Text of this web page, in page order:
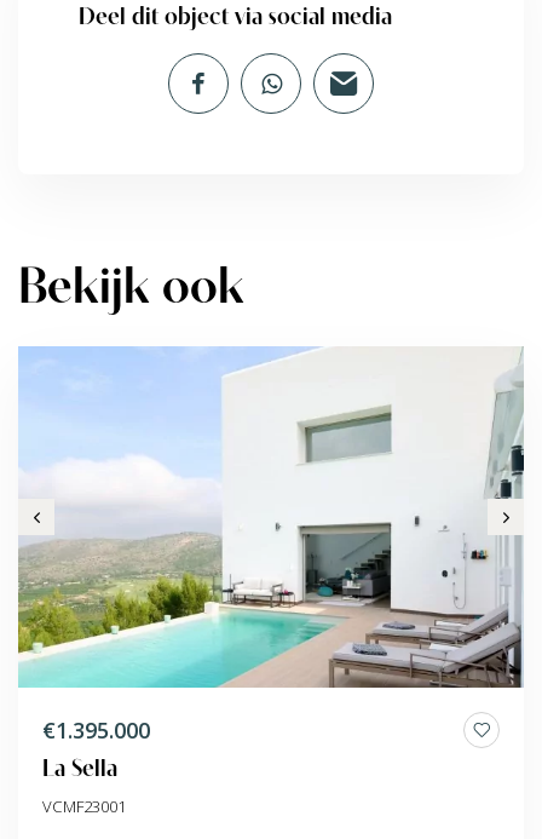
Deel dit object via social media
Bekijk ook
€1.395.000
La Sella
VCMF23001